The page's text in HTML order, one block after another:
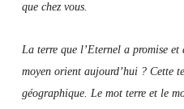
que chez vous.
La terre que l’Eternel a promise
moyen orient aujourd’hui ? Cette
géographique. Le mot terre et le